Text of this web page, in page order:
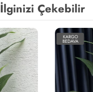
İlginizi Çekebilir
KARGO
BEDAVA